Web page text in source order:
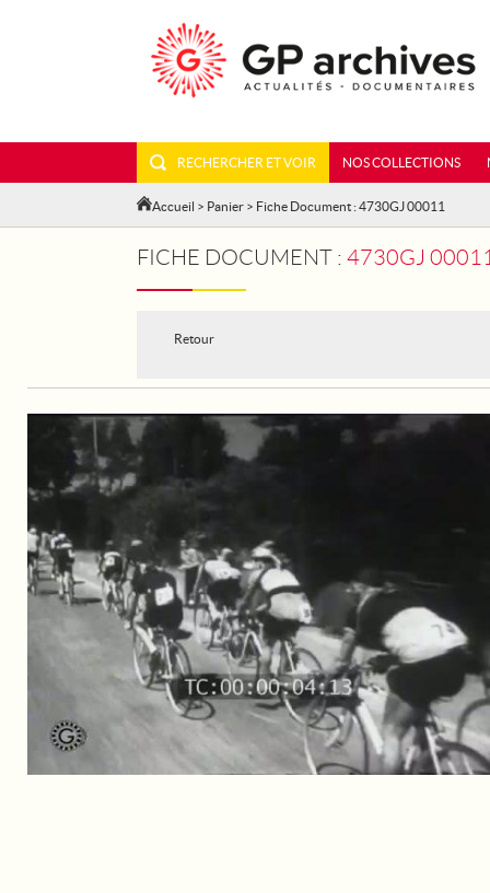
RECHERCHER ET VOIR NOS COLLECTIONS
Accueil > Panier > Fiche Document : 4730GJ 00011
FICHE DOCUMENT : 4730GJ 00011 - TOUR DE
Retour